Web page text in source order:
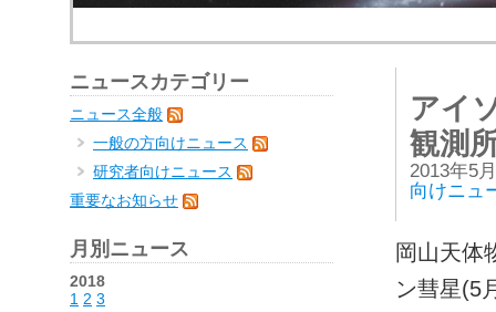
アイ
観測
2013年5
向けニュ
岡山天体
ン彗星(5
ニュースカテゴリー
ニュース全般
一般の方向けニュース
研究者向けニュース
重要なお知らせ
月別ニュース
2018
1 2 3